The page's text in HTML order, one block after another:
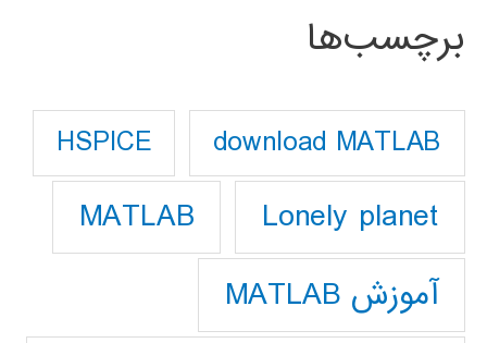
برچسب‌ها
download MATLAB
HSPICE
Lonely planet
MATLAB
آموزش MATLAB